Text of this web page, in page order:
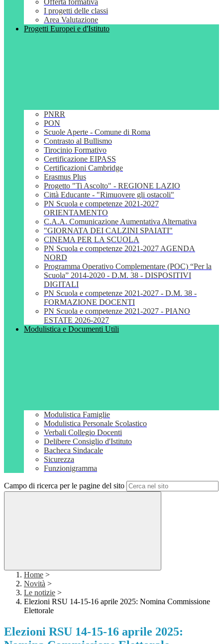
Offerta formativa
I progetti delle classi
Area Valutazione
Progetti Europei e d'Istituto
PNRR
PON
Scuole Aperte - Comune di Roma
Contrasto al Bullismo
Tirocinio Formativo
Certificazione EIPASS
Certificazioni Cambridge
Erasmus Plus
Progetto "Ti Ascolto" - REGIONE LAZIO
Città Educante - "Rimuovere gli ostacoli"
PN Scuola e competenze 2021-2027
ORIENTAMENTO
C.A.A. Comunicazione Aumentativa Alternativa
"GIORNATA DEI CALZINI SPAIATI"
CINEMA PER LA SCUOLA
PN Scuola e competenze 2021-2027 AGENDA
NORD
Programma Operativo Complementare (POC) “Per la
Scuola” 2014-2020 - D.M. 38 - DISPOSITIVI
DIGITALI
PN Scuola e competenze 2021-2027 - D.M. 38 -
FORMAZIONE DOCENTI
PN Scuola e competenze 2021-2027 - PIANO
ESTATE 2026-2027
Modulistica e Documenti Utili
Modulistica Famiglie
Modulistica Personale Scolastico
Verbali Collegio Docenti
Delibere Consiglio d'Istituto
Bacheca Sindacale
Sicurezza
Funzionigramma
Campo di ricerca per le pagine del sito
Home >
Novità >
Le notizie >
Elezioni RSU 14-15-16 aprile 2025: Nomina Commissione
Elettorale
Elezioni RSU 14-15-16 aprile 2025: